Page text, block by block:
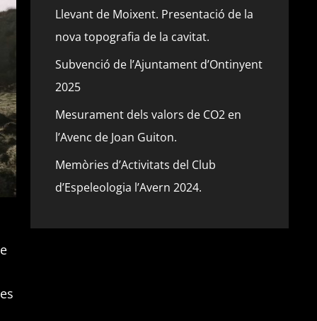
Llevant de Moixent. Presentació de la
nova topografia de la cavitat.
Subvenció de l’Ajuntament d’Ontinyent
2025
Mesurament dels valors de CO2 en
l’Avenc de Joan Guiton.
Memòries d’Activitats del Club
d’Espeleologia l’Avern 2024.